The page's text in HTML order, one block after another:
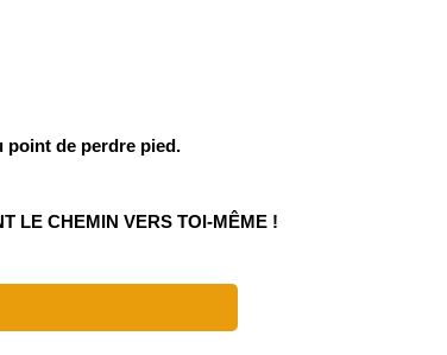
point de perdre pied.
LE CHEMIN VERS TOI-MÊME !